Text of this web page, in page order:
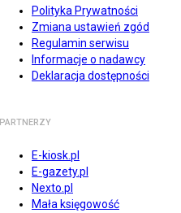
Polityka Prywatności
Zmiana ustawień zgód
Regulamin serwisu
Informacje o nadawcy
Deklaracja dostępności
PARTNERZY
E-kiosk.pl
E-gazety.pl
Nexto.pl
Mała księgowość